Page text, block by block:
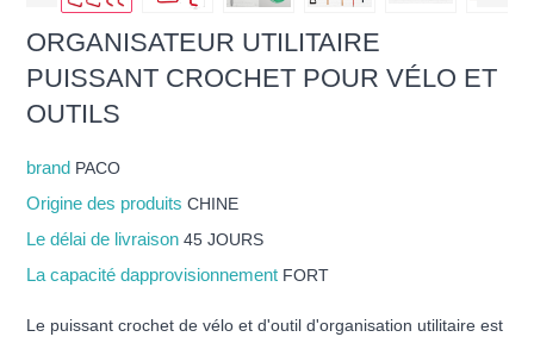
ORGANISATEUR UTILITAIRE
PUISSANT CROCHET POUR VÉLO ET
OUTILS
brand PACO
Origine des produitsCHINE
Le délai de livraison45 JOURS
La capacité dapprovisionnement FORT
Le puissant crochet de vélo et d'outil d'organisation utilitaire est